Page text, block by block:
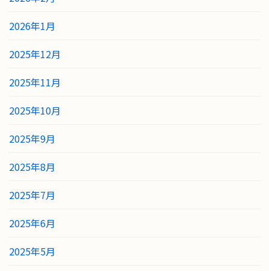
2026年1月
2025年12月
2025年11月
2025年10月
2025年9月
2025年8月
2025年7月
2025年6月
2025年5月